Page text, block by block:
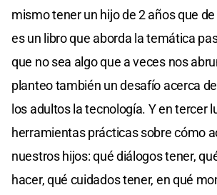
mismo tener un hijo de 2 años que de
es un libro que aborda la temática
que no sea algo que a veces nos
planteo también un desafío acerca
los adultos la tecnología. Y en tercer
herramientas prácticas sobre cómo
nuestros hijos: qué diálogos tener,
hacer, qué cuidados tener, en qué